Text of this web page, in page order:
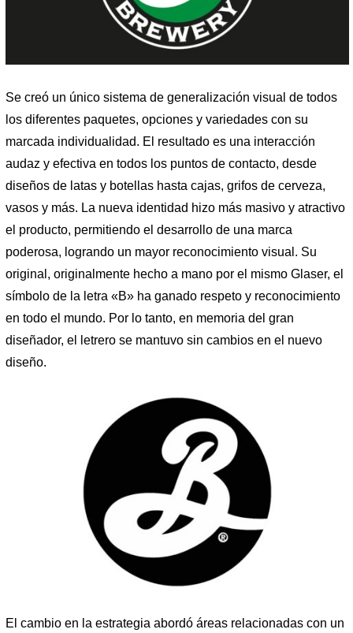
Se creó un único sistema de generalización visual de todos
los diferentes paquetes, opciones y variedades con su
marcada individualidad. El resultado es una interacción
audaz y efectiva en todos los puntos de contacto, desde
diseños de latas y botellas hasta cajas, grifos de cerveza,
vasos y más. La nueva identidad hizo más masivo y atractivo
el producto, permitiendo el desarrollo de una marca
poderosa, logrando un mayor reconocimiento visual. Su
original, originalmente hecho a mano por el mismo Glaser, el
símbolo de la letra «B» ha ganado respeto y reconocimiento
en todo el mundo. Por lo tanto, en memoria del gran
diseñador, el letrero se mantuvo sin cambios en el nuevo
diseño.
El cambio en la estrategia abordó áreas relacionadas con un